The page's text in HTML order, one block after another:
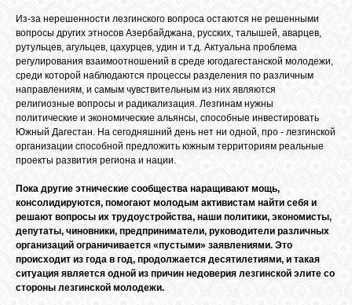
Из-за нерешенности лезгинского вопроса остаются не решенными
вопросы других этносов Азербайджана, русских, талышей, аварцев,
рутульцев, агульцев, цахурцев, удин и т.д. Актуальна проблема
регулирования взаимоотношений в среде югодагестанской молодежи,
среди которой наблюдаются процессы разделения по различным
направлениям, и самым чувствительным из них являются
религиозные вопросы и радикализация. Лезгинам нужны
политические и экономические альянсы, способные инвестировать
Южный Дагестан. На сегодняшний день нет ни одной, про - лезгинской
организации способной предложить южным территориям реальные
проекты развития региона и нации.
Пока другие этнические сообщества наращивают мощь,
консолидируются, помогают молодым активистам найти себя и
решают вопросы их трудоустройства, наши политики, экономисты,
депутаты, чиновники, предприниматели, руководители различных
организаций ограничивается «пустыми» заявлениями. Это
происходит из года в год, продолжается десятилетиями, и такая
ситуация является одной из причин недоверия лезгинской элите со
стороны лезгинской молодежи.